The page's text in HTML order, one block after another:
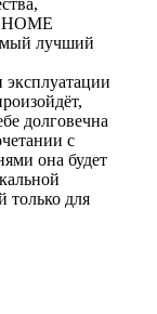
лучший
эксплуатации
долговечна
с
она будет
только для